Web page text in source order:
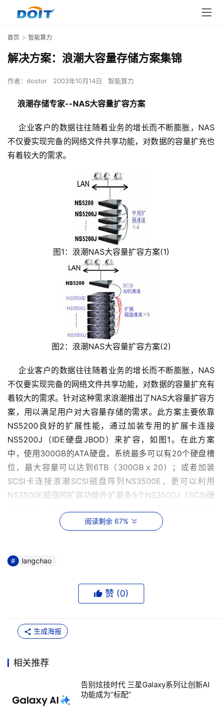
首页 智能算力
解决方案：浪潮大容量存储方案集锦
作者： dostor 2003年10月14日 智能算力
浪潮存储专家--NAS大容量扩容方案
企业客户的数据往往随着业务的增长而不断膨胀，NAS
不仅要实现完备的网络文件共享功能，对数据的容量扩充也
有着较大的需求。
图1：浪潮NAS大容量扩容方案(1)
图2：浪潮NAS大容量扩容方案(2)
企业客户的数据往往随着业务的增长而不断膨胀，NAS
不仅要实现完备的网络文件共享功能，对数据的容量扩充有
着较大的需求。针对这种需求浪潮推出了NAS大容量扩容方
案，用以满足用户对大容量存储的需求。此方案主要依靠
NS5200良好的扩展性能，通过加装专用的扩展卡连接
NS5200J（IDE硬盘JBOD）来扩容，如图1。在此方案
中，使用300GB的ATA硬盘，系统最多可以有20个硬盘槽
位，最大容量可以达到6TB（300GBｘ20）；或者加装
SCSI卡连接浪潮SCSI磁盘阵列NS3500E，更可以利用
NS3500E超强的扩容功能外扩最多5个NS3500J（SCSI硬
位和72个SCSI硬盘槽位，整个系统最大容量可达
户的大容量存储要求。
浪潮存储专家--NAS-DAS整体解决方案
度的利用存储空间。
阅读剩余 67%
langchao
赞 (0)
生成海报
相关推荐
告别炫技时代 三星Galaxy系列让创新AI
功能成为“标配”